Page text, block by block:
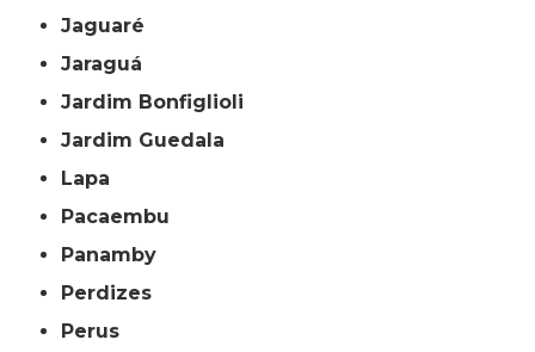
Jaguaré
Jaraguá
Jardim Bonfiglioli
Jardim Guedala
Lapa
Pacaembu
Panamby
Perdizes
Perus